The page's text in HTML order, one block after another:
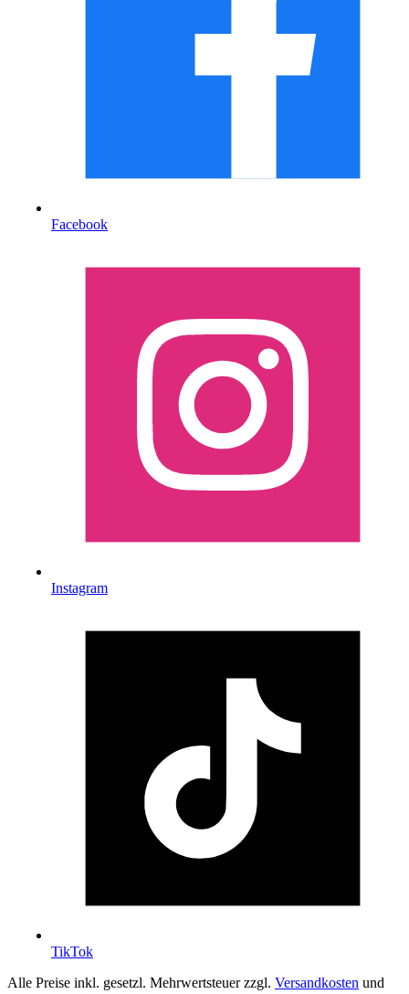
Facebook
Instagram
TikTok
Alle Preise inkl. gesetzl. Mehrwertsteuer zzgl. Versandkosten und